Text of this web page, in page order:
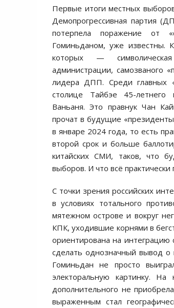
Первые итоги местных
Демопрогрессивная партия
потерпела поражение от
Гоминьданом, уже известны.
которых —
администрации, самозваного
лидера ДПП. Среди главных
столице Тайбэе 45-летнего
Ваньаня. Это правнук Чан
прочат в будущие
в январе 2024 года, то есть
второй срок и больше
китайских СМИ, таков, что
выборов. И что всё
С точки зрения российских
в условиях тотального
мятежном острове и вокруг
КПК, уходившие корнями в
ориентирована на интеграцию
сделать однозначный вывод о
Гоминьдан не просто
электоральную картинку.
дополнительного не
выраженным стал